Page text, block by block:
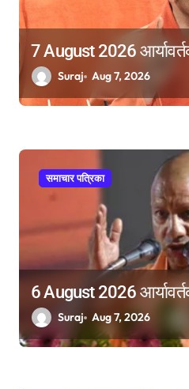
7 August 2026
Suraj Aug 7, 2026
समाचार पत्रिका
6 August 2026
Suraj Aug 7, 2026